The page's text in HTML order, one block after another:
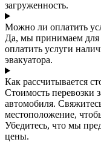
загруженность.
Можно ли оплатить
Да, мы принимаем для
оплатить услуги
эвакуатора.
Как рассчитывается
Стоимость перевозки
автомобиля.
местоположение,
Убедитесь, что мы
цены.